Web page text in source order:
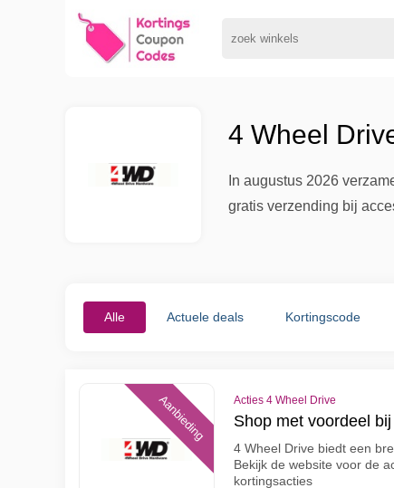
4 Wheel
In augustus 2026
gratis verzending bij
Alle Actuele deals Kortingscode
Aanbieding Acties 4 Wheel Drive
Shop met voordeel
4 Wheel Drive biedt een
Bekijk de website voor de
kortingsacties